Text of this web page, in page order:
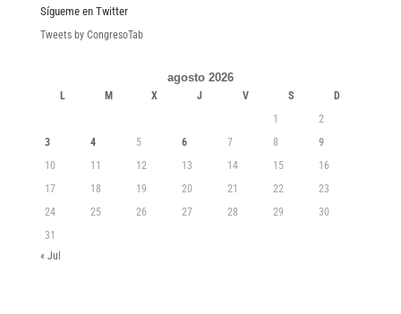
Sígueme en Twitter
Tweets by CongresoTab
agosto 2026
L M X J V S
D
1
2
3
4 5 6 7 8
9
10
11 12 13 14 15
16
17
18 19 20 21 22
23
24
25 26 27 28 29
30
31
« Jul